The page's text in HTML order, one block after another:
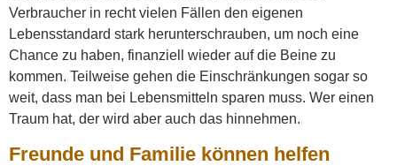
Verbraucher in recht vielen Fällen den eigenen
Lebensstandard stark herunterschrauben, um noch eine
Chance zu haben, finanziell wieder auf die Beine zu
kommen. Teilweise gehen die Einschränkungen sogar so
weit, dass man bei Lebensmitteln sparen muss. Wer einen
Traum hat, der wird aber auch das hinnehmen.
Freunde und Familie können helfen